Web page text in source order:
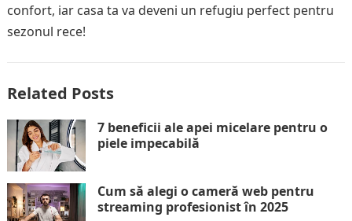
confort, iar casa ta va deveni un refugiu perfect pentru
sezonul rece!
Related Posts
7 beneficii ale apei micelare pentru o
piele impecabilă
Cum să alegi o cameră web pentru
streaming profesionist în 2025